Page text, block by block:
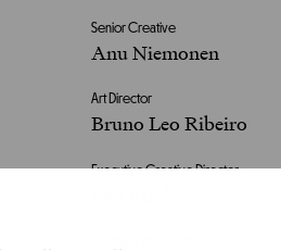
Senior Creative
Anu Niemonen
Art Director
Bruno Leo Ribeiro
Executive Creative Director